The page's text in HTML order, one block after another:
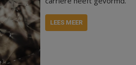
LEES MEER